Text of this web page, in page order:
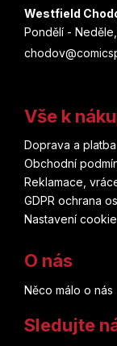
Westfield
Pondělí -
Vše k
Doprava a platba
Obchodní
Reklamace,
GDPR ochrana
Nastavení
O nás
Něco málo o nás
Sledujte